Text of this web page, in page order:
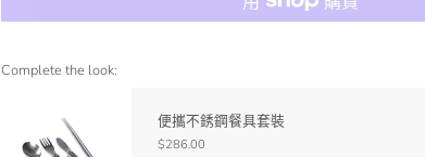
Complete the look:
便攜不銹鋼餐具套裝
$286.00